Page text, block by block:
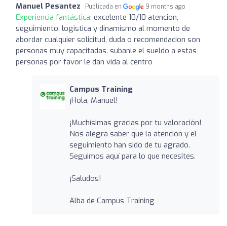
Manuel Pesantez Publicada en 9 months ago
Experiencia fantástica: excelente 10/10 atencion,
seguimiento, logistica y dinamismo al momento de
abordar cualquier solicitud, duda o recomendacion son
personas muy capacitadas. subanle el sueldo a estas
personas por favor le dan vida al centro
Campus Training
¡Hola, Manuel!
¡Muchísimas gracias por tu valoración!
Nos alegra saber que la atención y el
seguimiento han sido de tu agrado.
Seguimos aquí para lo que necesites.
¡Saludos!
Alba de Campus Training